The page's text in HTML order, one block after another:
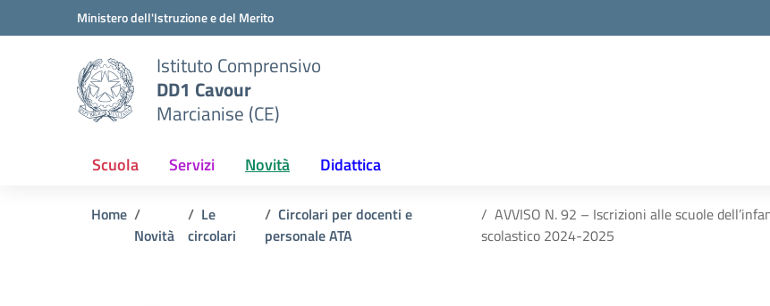
Vai ai contenuti
Vai al menu di navigazioneMinistero dell'Istruzione e del Merito
Istituto Comprensivo
DD1 Cavour
Marcianise (CE)
Scuola Servizi Novità Didattica
Home
Novità
Le
circolari
Circolari per docenti e
personale ATA
AVVISO N. 92 – Iscrizioni alle scuole
scolastico 2024-2025